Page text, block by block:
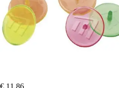
€ 11,86